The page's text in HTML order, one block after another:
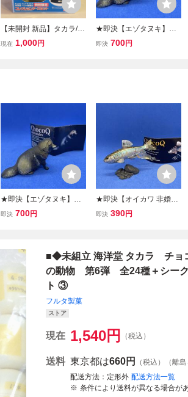
【未開封 新品】タカラ/海
洋堂 チョコQ アニマテイ
現在 1,000円
★即決【エゾタヌキ】チ
ョコQ アニマテイルズ 日
即決 700円
★即決【エゾタヌキ】チ
ョコQ アニマテイルズ 日
即決 700円
★即決【オイカワ 非婚姻
色】チョコQ アニマテイ
即決 390円
■◆未組立 海洋堂 タカラ チョ
の動物 第6弾 全24種＋シー
ト ③
フルタ製菓
ストア
現在 1,540円 （税込）
送料 東京都は660円
（税込）（離島
配送方法
定形外 配送方法一覧
条件により送料が異なる場合が